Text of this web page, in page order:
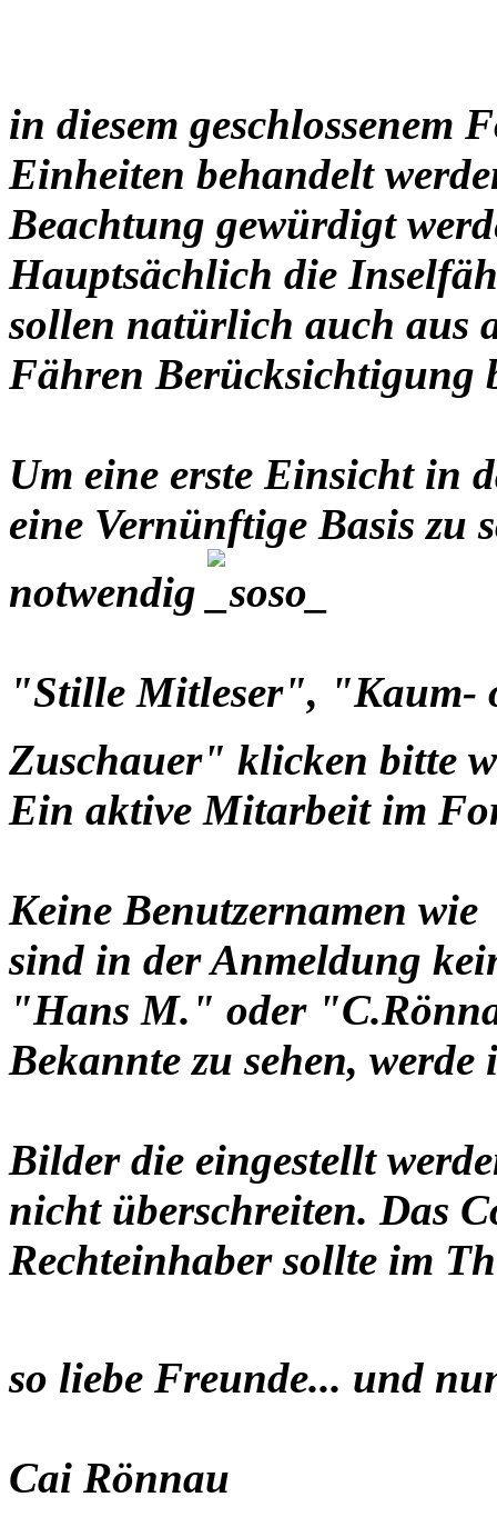
in diesem geschlossenem
Einheiten behandelt
Beachtung gewürdigt
Hauptsächlich die
sollen natürlich auch aus
Fähren Berücksichtigung
Um eine erste Einsicht in
eine Vernünftige Basis zu
notwendig
"Stille Mitleser", "Kaum-
Zuschauer" klicken bitte
Ein aktive Mitarbeit im
Keine Benutzernamen
sind in der Anmeldung
"Hans M." oder
Bekannte zu sehen,
Bilder die eingestellt
nicht überschreiten. Das
Rechteinhaber sollte im
so liebe Freunde... und
Cai Rönnau